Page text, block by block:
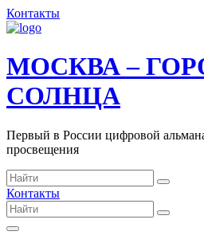
Контакты
МОСКВА –
СОЛНЦА
Первый в России цифровой
просвещения
Контакты